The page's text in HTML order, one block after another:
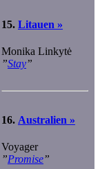
15. Litauen »
Monika Linkytė
”Stay”
16. Australien »
Voyager
”Promise”